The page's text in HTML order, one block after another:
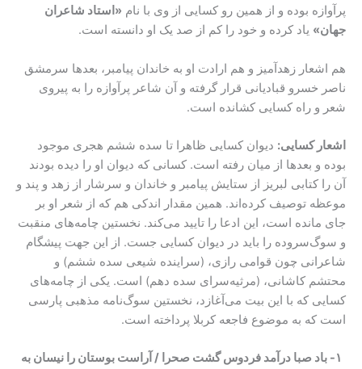
پرآوازه بوده و از همین رو کسایی از وی با نام «استاد شاعران
جهان» یاد کرده و خود را کم از صد یک او دانسته است.
هم اشعار زهدآمیز و هم ارادت او به خاندان پیامبر، بعدها سرمشق
ناصر خسرو قبادیانی قرار گرفته و آن شاعر پرآوازه را به پیروی
شعر و راه کسایی کشانده است.
اشعار کسایی: دیوان کسایی ظاهرا تا سده ششم هجری موجود
بوده و بعدها از میان رفته است. کسانی که دیوان او را دیده بودند
آن را کتابی لبریز از ستایش پیامبر و خاندان و سرشار از زهد و پند و
موعظه توصیف کرده‌اند. همین مقدار اندکی هم که از شعر او بر
جای مانده است، این ادعا را تایید می‌کند. نخستین چامه‌های منقبت
و سوگ‌سروده را باید در دیوان کسایی جست. از این جهت پیشگام
شاعرانی چون قوامی رازی، (سراینده شیعی سده ششم) و
محتشم کاشانی، (مرثیه‌سرای سده دهم) است. یکی از چامه‌های
کسایی که با این بیت می‌آغازد، نخستین سوگ‌نامه مذهبی پارسی
است که به موضوع فاجعه کربلا پرداخته است.
۱- باد صبا درآمد فردوس گشت صحرا / آراست بوستان را نیسان به